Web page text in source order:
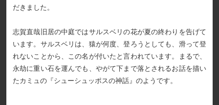
だきました。
志賀直哉旧居の中庭ではサルスベリの花が夏の終わりを告げて
います。サルスベリは、猿が何度、登ろうとしても、滑って登
れないことから、この名が付いたと言われています。まるで、
永劫に重い石を運んでも、やがて下まで落とされるお話を描い
たカミュの『シューシュッポスの神話』のようです。